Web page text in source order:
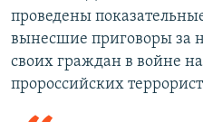
проведены
вынесшие приговоры за
своих граждан в войне
пророссийских